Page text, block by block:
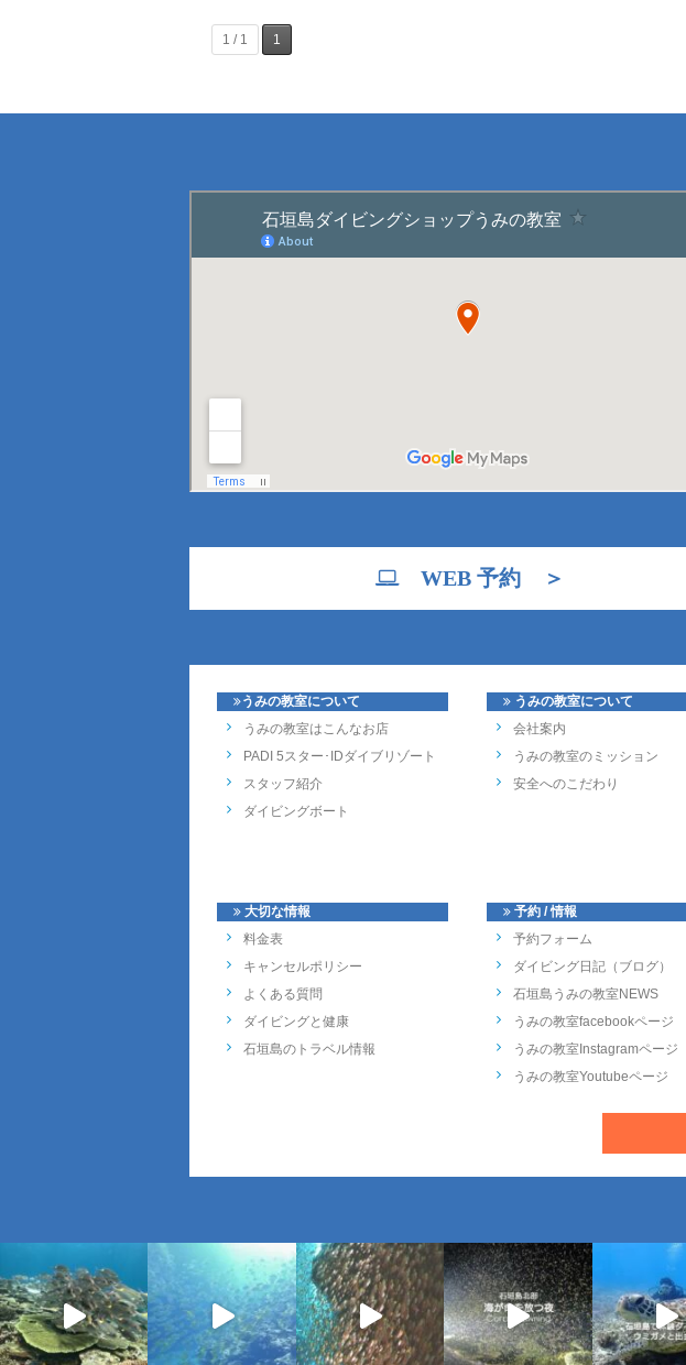
1 / 1 1
WEB 予約 ＞
うみの教室について
うみの教室はこんなお店
PADI 5スター･IDダイブリゾート
スタッフ紹介
ダイビングボート
大切な情報
料金表
キャンセルポリシー
よくある質問
ダイビングと健康
石垣島のトラベル情報
うみの教室について
会社案内
うみの教室のミッション
安全へのこだわり
予約 / 情報
予約フォーム
ダイビング日記（ブログ）
石垣島うみの教室NEWS
うみの教室facebookページ
うみの教室Instagramページ
うみの教室Youtubeページ